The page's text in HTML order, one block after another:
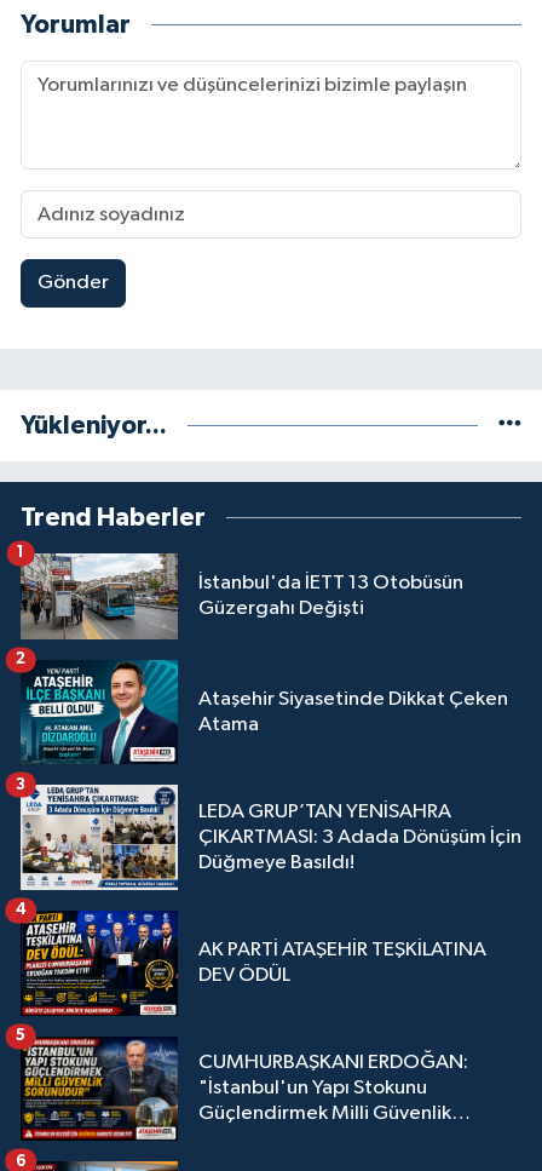
Yorumlar
Gönder
Yükleniyor...
Trend Haberler
İstanbul'da İETT 13 Otobüsün
Güzergahı Değişti
1
Ataşehir Siyasetinde Dikkat Çeken
Atama
2
LEDA GRUP’TAN YENİSAHRA
ÇIKARTMASI: 3 Adada Dönüşüm İçin
Düğmeye Basıldı!
3
AK PARTİ ATAŞEHİR TEŞKİLATINA
DEV ÖDÜL
4
CUMHURBAŞKANI ERDOĞAN:
"İstanbul'un Yapı Stokunu
Güçlendirmek Milli Güvenlik
5
6